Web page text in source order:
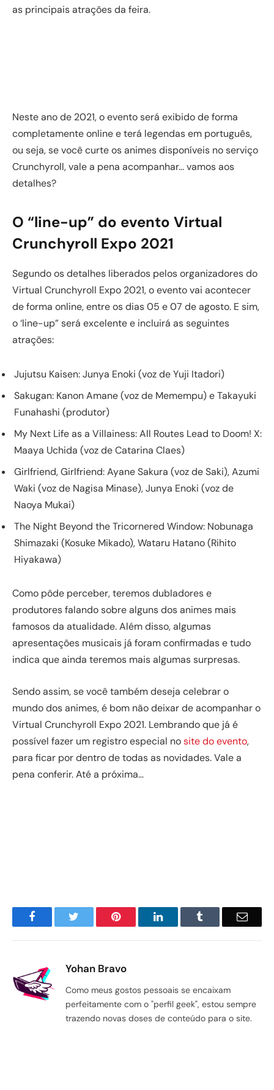
as principais atrações da feira.
Neste ano de 2021, o evento será exibido de forma
completamente online e terá legendas em português,
ou seja, se você curte os animes disponíveis no serviço
Crunchyroll, vale a pena acompanhar… vamos aos
detalhes?
O “line-up” do evento Virtual
Crunchyroll Expo 2021
Segundo os detalhes liberados pelos organizadores do
Virtual Crunchyroll Expo 2021, o evento vai acontecer
de forma online, entre os dias 05 e 07 de agosto. E sim,
o ‘line-up” será excelente e incluirá as seguintes
atrações:
Jujutsu Kaisen: Junya Enoki (voz de Yuji Itadori)
Sakugan: Kanon Amane (voz de Memempu) e Takayuki
Funahashi (produtor)
My Next Life as a Villainess: All Routes Lead to Doom! X:
Maaya Uchida (voz de Catarina Claes)
Girlfriend, Girlfriend: Ayane Sakura (voz de Saki), Azumi
Waki (voz de Nagisa Minase), Junya Enoki (voz de
Naoya Mukai)
The Night Beyond the Tricornered Window: Nobunaga
Shimazaki (Kosuke Mikado), Wataru Hatano (Rihito
Hiyakawa)
Como pôde perceber, teremos dubladores e
produtores falando sobre alguns dos animes mais
famosos da atualidade. Além disso, algumas
apresentações musicais já foram confirmadas e tudo
indica que ainda teremos mais algumas surpresas.
Sendo assim, se você também deseja celebrar o
mundo dos animes, é bom não deixar de acompanhar o
Virtual Crunchyroll Expo 2021. Lembrando que já é
possível fazer um registro especial nosite do evento,
para ficar por dentro de todas as novidades. Vale a
pena conferir. Até a próxima…
Facebook Pinterest LinkedIn Email
Yohan Bravo
Como meus gostos pessoais se encaixam
perfeitamente com o "perfil geek", estou sempre
trazendo novas doses de conteúdo para o site.